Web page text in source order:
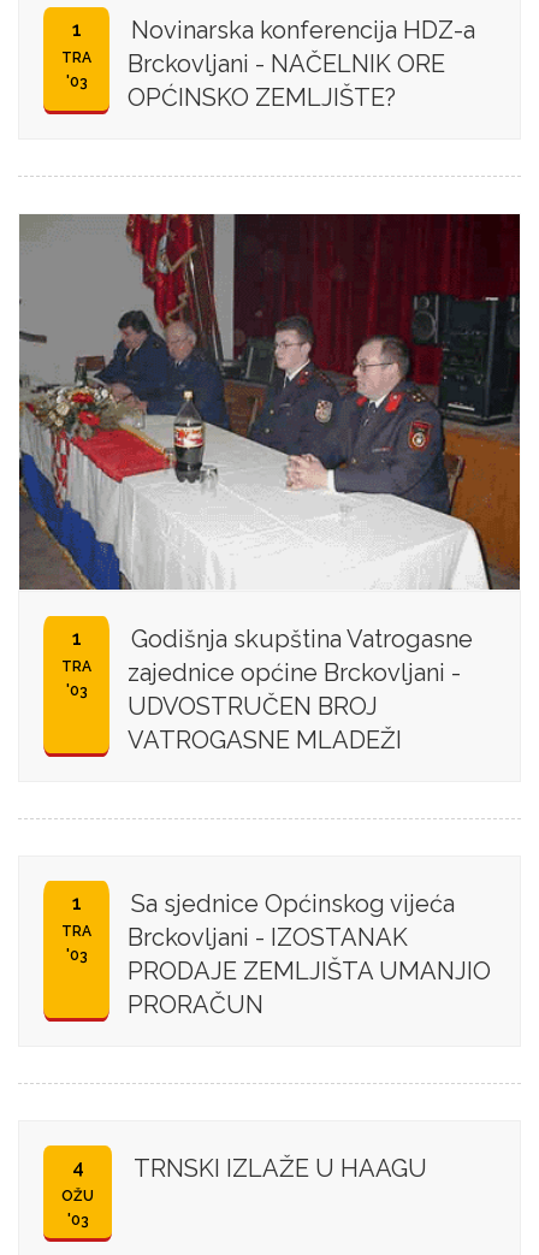
1
TRA
'03
Novinarska konferencija HDZ-a
Brckovljani - NAČELNIK ORE
OPĆINSKO ZEMLJIŠTE?
1
TRA
'03
Godišnja skupština Vatrogasne
zajednice općine Brckovljani -
UDVOSTRUČEN BROJ
VATROGASNE MLADEŽI
1
TRA
'03
Sa sjednice Općinskog vijeća
Brckovljani - IZOSTANAK
PRODAJE ZEMLJIŠTA UMANJIO
PRORAČUN
4
OŽU
'03
TRNSKI IZLAŽE U HAAGU